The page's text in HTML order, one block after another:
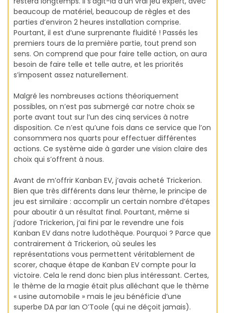
beaucoup de matériel, beaucoup de règles et des
parties d’environ 2 heures installation comprise.
Pourtant, il est d’une surprenante fluidité ! Passés les
premiers tours de la première partie, tout prend son
sens. On comprend que pour faire telle action, on aura
besoin de faire telle et telle autre, et les priorités
s’imposent assez naturellement.
Malgré les nombreuses actions théoriquement
possibles, on n’est pas submergé car notre choix se
porte avant tout sur l’un des cinq services à notre
disposition. Ce n’est qu’une fois dans ce service que l’on
consommera nos quarts pour effectuer différentes
actions. Ce système aide à garder une vision claire des
choix qui s’offrent à nous.
Avant de m’offrir Kanban EV, j’avais acheté Trickerion.
Bien que très différents dans leur thème, le principe de
jeu est similaire : accomplir un certain nombre d’étapes
pour aboutir à un résultat final. Pourtant, même si
j’adore Trickerion, j’ai fini par le revendre une fois
Kanban EV dans notre ludothèque. Pourquoi ? Parce que
contrairement à Trickerion, où seules les
représentations vous permettent véritablement de
scorer, chaque étape de Kanban EV compte pour la
victoire. Cela le rend donc bien plus intéressant. Certes,
le thème de la magie était plus alléchant que le thème
« usine automobile » mais le jeu bénéficie d’une
superbe DA par Ian O’Toole (qui ne déçoit jamais).